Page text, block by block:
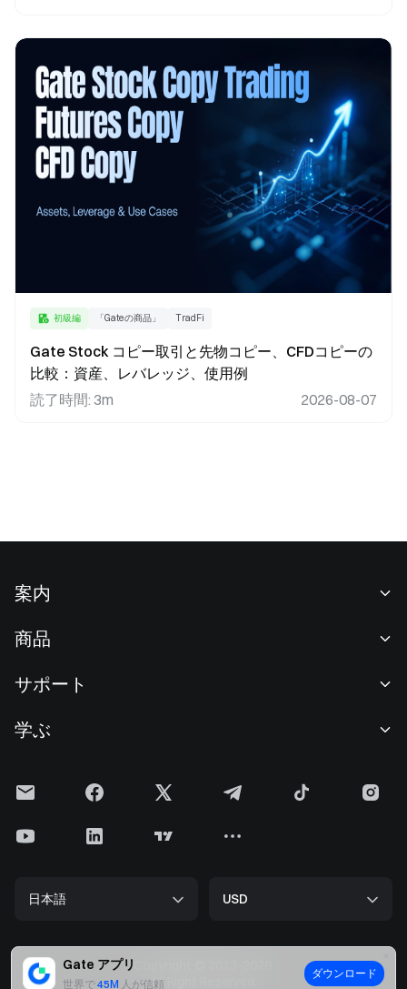
Gate アプリ
世界で45M 人が信頼
ダウンロード
初級編 「Gateの商品」 TradFi
Gate Stock コピー取引と先物コピー、CFDコピーの
比較：資産、レバレッジ、使用例
読了時間: 3m 2026-08-07
案内
ニュースルーム
クッキーポリシー
準備金証明
セキュリティ
商品
現物取引
投資センター
Alpha
Gate Pay
サポート
手数料
上場申請
開発者（API）
学ぶ
Gateニュース
ETHアップグレード
ビッグデータ
日本語 USD
All Right Reserved.